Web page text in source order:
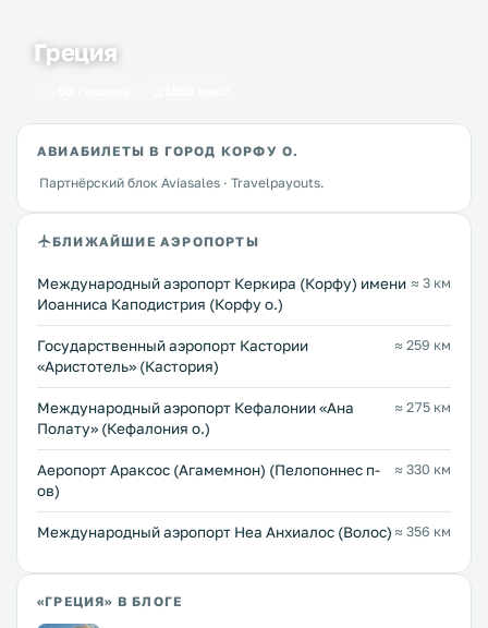
Греция
АВИАБИЛЕТЫ В ГОРОД КОРФУ О.
Партнёрский блок Aviasales · Travelpayouts.
БЛИЖАЙШИЕ АЭРОПОРТЫ
Международный аэропорт Керкира (Корфу) имени
Иоанниса Каподистрия (Корфу о.)
≈ 3 км
Государственный аэропорт Кастории
«Аристотель» (Кастория)
≈ 259 км
Международный аэропорт Кефалонии «Ана
Полату» (Кефалония о.)
≈ 275 км
Аеропорт Араксос (Агамемнон) (Пелопоннес п-
ов)
≈ 330 км
Международный аэропорт Неа Анхиалос (Волос) ≈ 356 км
«ГРЕЦИЯ» В БЛОГЕ